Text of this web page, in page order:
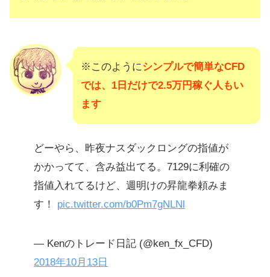
※このようにシンプルで簡単なCFD
では、1日だけで2.5万円稼ぐ人もい
ます
どーやら、昨夜ナスダックロングの指値が
かかってて、含み益出てる。7129に利確の
指値入れてるけど、週明けの昇龍拳頼みま
す！ pic.twitter.com/b0Pm7gNLNl
— Kenのトレード日記 (@ken_fx_CFD)
2018年10月13日